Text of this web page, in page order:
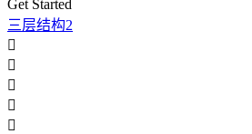
Get Started
三层结构2




